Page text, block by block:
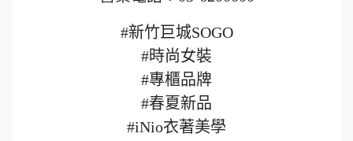
#新竹巨城SOGO
#時尚女裝
#專櫃品牌
#春夏新品
#iNio衣著美學